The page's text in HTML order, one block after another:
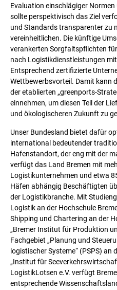
Evaluation einschlägiger
sollte perspektivisch das Ziel
und Standards transparenter zu
vereinheitlichen. Die künftige
verankerten Sorgfaltspflichten
nach Logistikdienstleistungen
Entsprechend zertifizierte
Wettbewerbsvorteil. Damit kann
der etablierten „greenports-
einnehmen, um diesen Teil der
und ökologischeren Zukunft zu
Unser Bundesland bietet dafür
international bedeutender
Hafenstandort, der eng mit der
verfügt das Land Bremen mit
Logistikunternehmen und etwa
Häfen abhängig Beschäftigten
der Logistikbranche. Mit
Logistik an der Hochschule
Shipping und Chartering an der
„Bremer Institut für Produktion
Fachgebiet „Planung und
logistischer Systeme“ (PSPS) an
„Institut für
LogistikLotsen e.V. verfügt
entsprechende